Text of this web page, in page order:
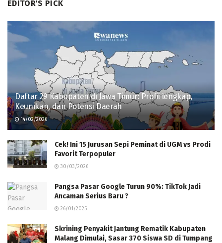
EDITOR'S PICK
Daftar 29 Kabupaten di Jawa Timur: Profil lengkap,
Keunikan, dan Potensi Daerah
14/02/2026
Cek! Ini 15 Jurusan Sepi Peminat di UGM vs Prodi
Favorit Terpopuler
30/03/2026
Pangsa Pasar Google Turun 90%: TikTok Jadi
Ancaman Serius Baru ?
26/01/2025
Skrining Penyakit Jantung Rematik Kabupaten
Malang Dimulai, Sasar 370 Siswa SD di Tumpang